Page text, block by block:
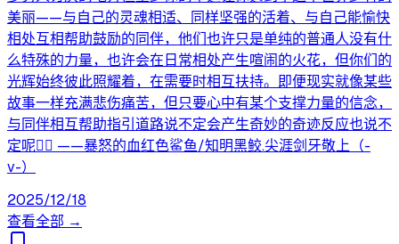
美丽——与自己的灵魂相适、同样坚强的活着、与自己能愉快
相处互相帮助鼓励的同伴，他们也许只是单纯的普通人没有什
么特殊的力量，也许会在日常相处产生喧闹的火花，但你们的
光辉始终彼此照耀着，在需要时相互扶持。即便现实就像某些
故事一样充满悲伤痛苦，但只要心中有某个支撑力量的信念，
与同伴相互帮助指引道路说不定会产生奇妙的奇迹反应也说不
定呢👍🏻 ——暴怒的血红色鲨鱼/知明黑鲛.尖涯剑牙敬上（-
v-）
2025/12/18
查看全部 →